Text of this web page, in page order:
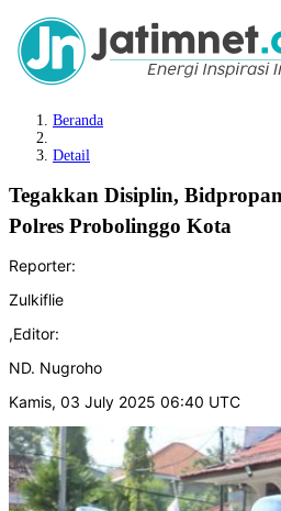
Beranda
Detail
Tegakkan Disiplin,
Polres Probolinggo Kota
Reporter:
Zulkiflie
,Editor:
ND. Nugroho
Kamis, 03 July 2025 06:40 UTC